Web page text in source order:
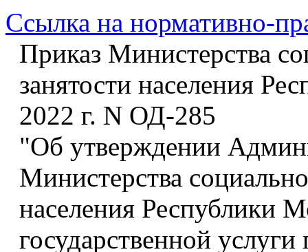
Ссылка на нормативно-
Приказ Министерства
занятости населения
2022 г. N ОД-285
"Об утверждении
Министерства
населения Республики
государственной